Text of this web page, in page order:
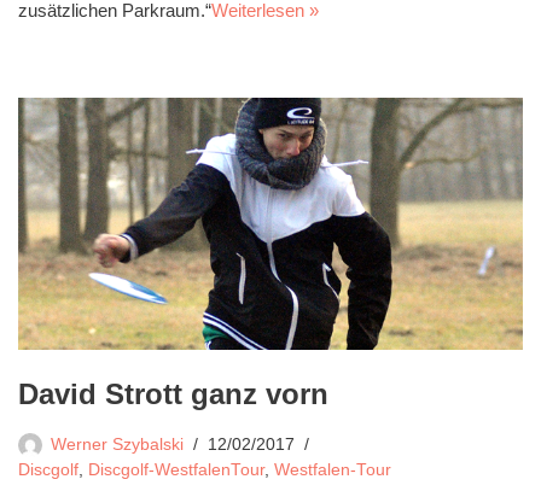
zusätzlichen Parkraum.“Weiterlesen »
David Strott ganz vorn
Werner Szybalski
12/02/2017
Discgolf
Discgolf-WestfalenTour, Westfalen-Tour